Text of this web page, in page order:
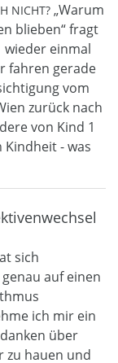
NICHT? „Warum
blieben“ fragt
wieder einmal
fahren gerade
vom
zurück nach
von Kind 1
- was
sich
auf einen
ich mir ein
über
zu hauen und